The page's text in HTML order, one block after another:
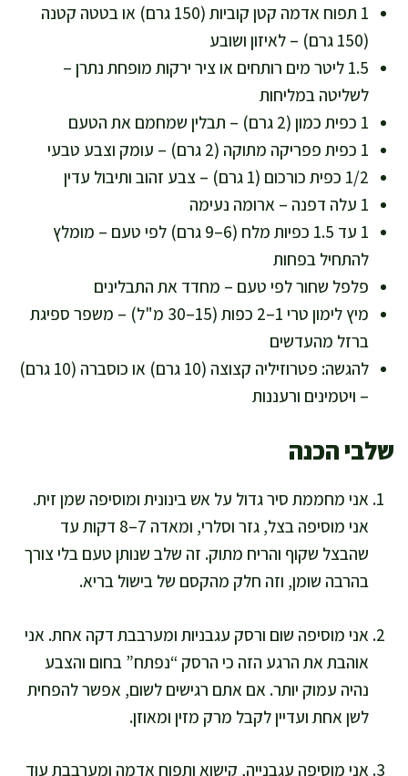
1 תפוח אדמה קטן קוביות (150 גרם) או בטטה קטנה
(150 גרם) – לאיזון ושובע
1.5 ליטר מים רותחים או ציר ירקות מופחת נתרן –
לשליטה במליחות
1 כפית כמון (2 גרם) – תבלין שמחמם את הטעם
1 כפית פפריקה מתוקה (2 גרם) – עומק וצבע טבעי
1/2 כפית כורכום (1 גרם) – צבע זהוב ותיבול עדין
1 עלה דפנה – ארומה נעימה
1 עד 1.5 כפיות מלח (6–9 גרם) לפי טעם – מומלץ
להתחיל בפחות
פלפל שחור לפי טעם – מחדד את התבלינים
מיץ לימון טרי 1–2 כפות (15–30 מ"ל) – משפר ספיגת
ברזל מהעדשים
להגשה: פטרוזיליה קצוצה (10 גרם) או כוסברה (10 גרם)
– ויטמינים ורעננות
שלבי הכנה
אני מחממת סיר גדול על אש בינונית ומוסיפה שמן זית.
אני מוסיפה בצל, גזר וסלרי, ומאדה 7–8 דקות עד
שהבצל שקוף והריח מתוק. זה שלב שנותן טעם בלי צורך
בהרבה שומן, וזה חלק מהקסם של בישול בריא.
אני מוסיפה שום ורסק עגבניות ומערבבת דקה אחת. אני
אוהבת את הרגע הזה כי הרסק “נפתח” בחום והצבע
נהיה עמוק יותר. אם אתם רגישים לשום, אפשר להפחית
לשן אחת ועדיין לקבל מרק מזין ומאוזן.
אני מוסיפה עגבנייה, קישוא ותפוח אדמה ומערבבת עוד